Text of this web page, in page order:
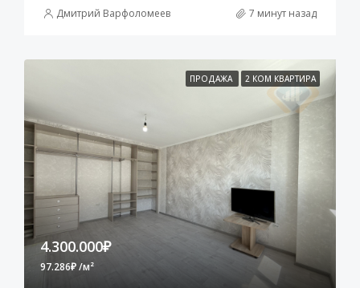
Дмитрий Варфоломеев 7 минут назад
ПРОДАЖА 2 КОМ КВАРТИРА
4.300.000₽
97.286₽ /м²